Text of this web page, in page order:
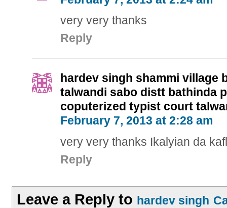
very very thanks
Reply
hardev singh shammi village
talwandi sabo distt bathinda
coputerized typist court
February 7, 2013 at 2:28 am
very very thanks Ikalyian da
Reply
Leave a Reply to hardev singh